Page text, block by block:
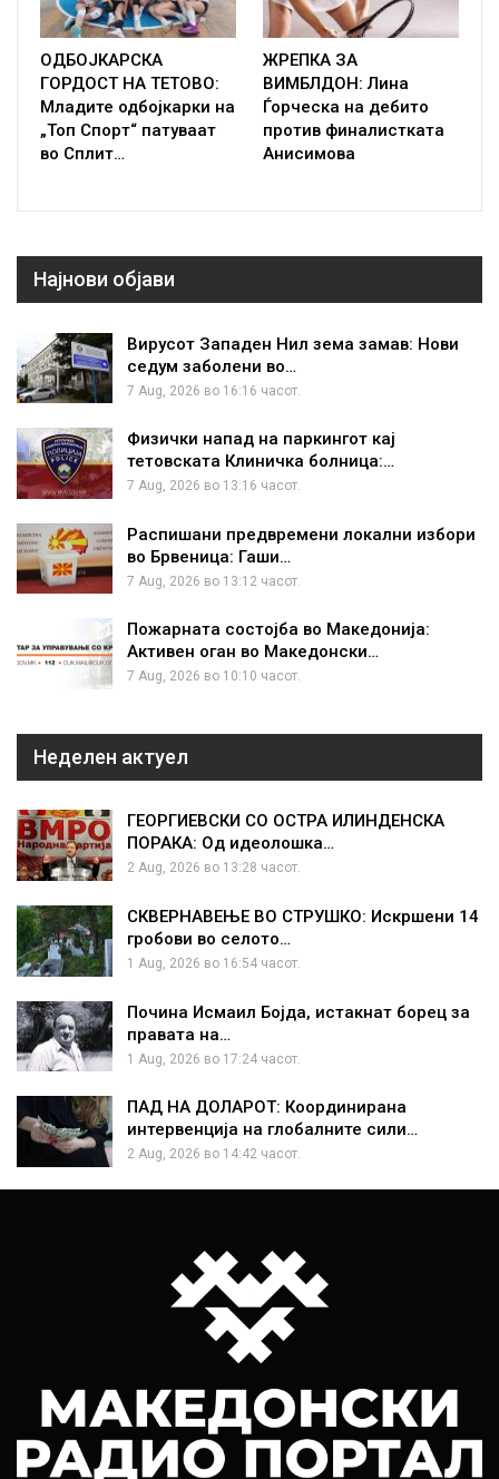
ОДБОЈКАРСКА
ГОРДОСТ НА ТЕТОВО:
Младите одбојкарки на
„Топ Спорт“ патуваат
во Сплит…
ЖРЕПКА ЗА
ВИМБЛДОН: Лина
Ѓорческа на дебито
против финалистката
Анисимова
Најнови објави
Вирусот Западен Нил зема замав: Нови
седум заболени во…
7 Aug, 2026 во 16:16 часот.
Физички напад на паркингот кај
тетовската Клиничка болница:…
7 Aug, 2026 во 13:16 часот.
Распишани предвремени локални избори
во Брвеница: Гаши…
7 Aug, 2026 во 13:12 часот.
Пожарната состојба во Македонија:
Активен оган во Македонски…
7 Aug, 2026 во 10:10 часот.
Неделен актуел
ГЕОРГИЕВСКИ СО ОСТРА ИЛИНДЕНСКА
ПОРАКА: Од идеолошка…
2 Aug, 2026 во 13:28 часот.
СКВЕРНАВЕЊЕ ВО СТРУШКО: Искршени 14
гробови во селото…
1 Aug, 2026 во 16:54 часот.
Почина Исмаил Бојда, истакнат борец за
правата на…
1 Aug, 2026 во 17:24 часот.
ПАД НА ДОЛАРОТ: Координирана
интервенција на глобалните сили…
2 Aug, 2026 во 14:42 часот.